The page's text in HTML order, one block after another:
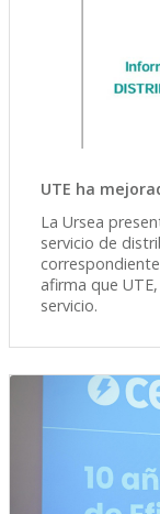
UTE ha
La Ursea
servicio de
afirma que
servicio.